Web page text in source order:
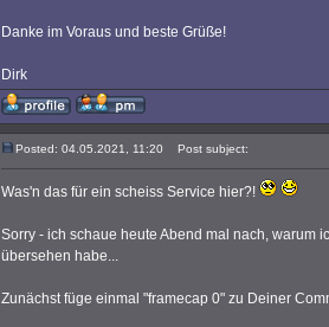
Danke im Voraus und beste Grüße!
Dirk
Posted: 04.05.2021, 11:20 Post subject:
Was'n das für ein scheiss Service hier?!
Sorry - ich schaue heute Abend mal nach, warum
übersehen habe...
Zunächst füge einmal "framecap 0" zu Deiner